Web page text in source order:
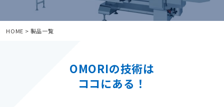
HOME 製品一覧
OMORIの技術は
ココにある！